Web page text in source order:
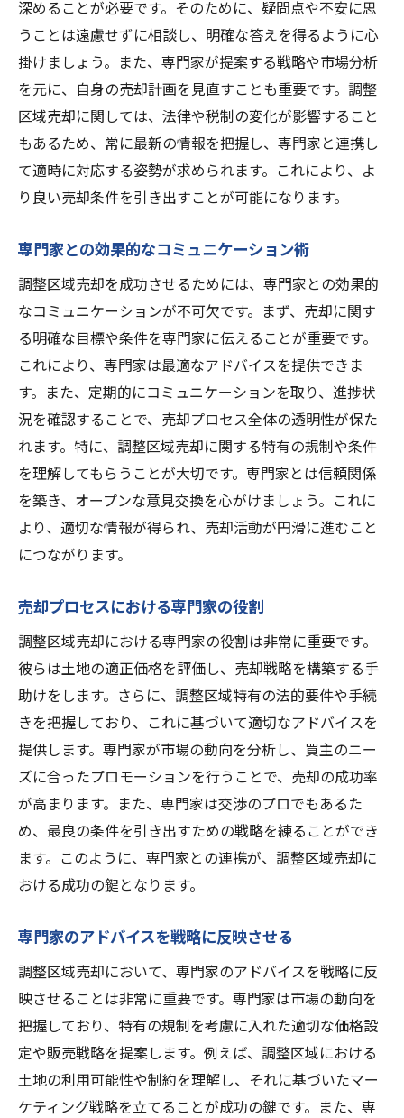
深めることが必要です。そのために、疑問点や不安に思
うことは遠慮せずに相談し、明確な答えを得るように心
掛けましょう。また、専門家が提案する戦略や市場分析
を元に、自身の売却計画を見直すことも重要です。調整
区域売却に関しては、法律や税制の変化が影響すること
もあるため、常に最新の情報を把握し、専門家と連携し
て適時に対応する姿勢が求められます。これにより、よ
り良い売却条件を引き出すことが可能になります。
専門家との効果的なコミュニケーション術
調整区域売却を成功させるためには、専門家との効果的
なコミュニケーションが不可欠です。まず、売却に関す
る明確な目標や条件を専門家に伝えることが重要です。
これにより、専門家は最適なアドバイスを提供できま
す。また、定期的にコミュニケーションを取り、進捗状
況を確認することで、売却プロセス全体の透明性が保た
れます。特に、調整区域売却に関する特有の規制や条件
を理解してもらうことが大切です。専門家とは信頼関係
を築き、オープンな意見交換を心がけましょう。これに
より、適切な情報が得られ、売却活動が円滑に進むこと
につながります。
売却プロセスにおける専門家の役割
調整区域売却における専門家の役割は非常に重要です。
彼らは土地の適正価格を評価し、売却戦略を構築する手
助けをします。さらに、調整区域特有の法的要件や手続
きを把握しており、これに基づいて適切なアドバイスを
提供します。専門家が市場の動向を分析し、買主のニー
ズに合ったプロモーションを行うことで、売却の成功率
が高まります。また、専門家は交渉のプロでもあるた
め、最良の条件を引き出すための戦略を練ることができ
ます。このように、専門家との連携が、調整区域売却に
おける成功の鍵となります。
専門家のアドバイスを戦略に反映させる
調整区域売却において、専門家のアドバイスを戦略に反
映させることは非常に重要です。専門家は市場の動向を
把握しており、特有の規制を考慮に入れた適切な価格設
定や販売戦略を提案します。例えば、調整区域における
土地の利用可能性や制約を理解し、それに基づいたマー
ケティング戦略を立てることが成功の鍵です。また、専